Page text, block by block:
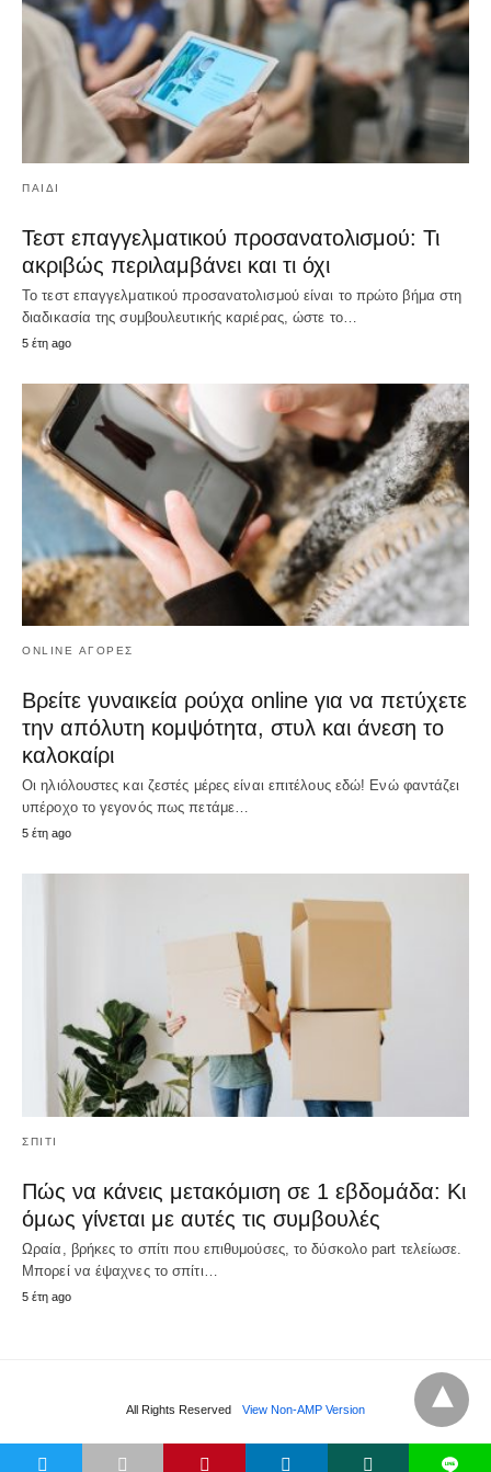
ΠΑΙΔΊ
Τεστ επαγγελματικού προσανατολισμού: Τι
ακριβώς περιλαμβάνει και τι όχι
Το τεστ επαγγελματικού προσανατολισμού είναι το πρώτο βήμα στη
διαδικασία της συμβουλευτικής καριέρας, ώστε το…
5 έτη ago
ONLINE ΑΓΟΡΈΣ
Βρείτε γυναικεία ρούχα online για να πετύχετε
την απόλυτη κομψότητα, στυλ και άνεση το
καλοκαίρι
Οι ηλιόλουστες και ζεστές μέρες είναι επιτέλους εδώ! Ενώ φαντάζει
υπέροχο το γεγονός πως πετάμε…
5 έτη ago
ΣΠΊΤΙ
Πώς να κάνεις μετακόμιση σε 1 εβδομάδα: Κι
όμως γίνεται με αυτές τις συμβουλές
Ωραία, βρήκες το σπίτι που επιθυμούσες, το δύσκολο part τελείωσε.
Μπορεί να έψαχνες το σπίτι…
5 έτη ago
All Rights Reserved View Non-AMP Version
L